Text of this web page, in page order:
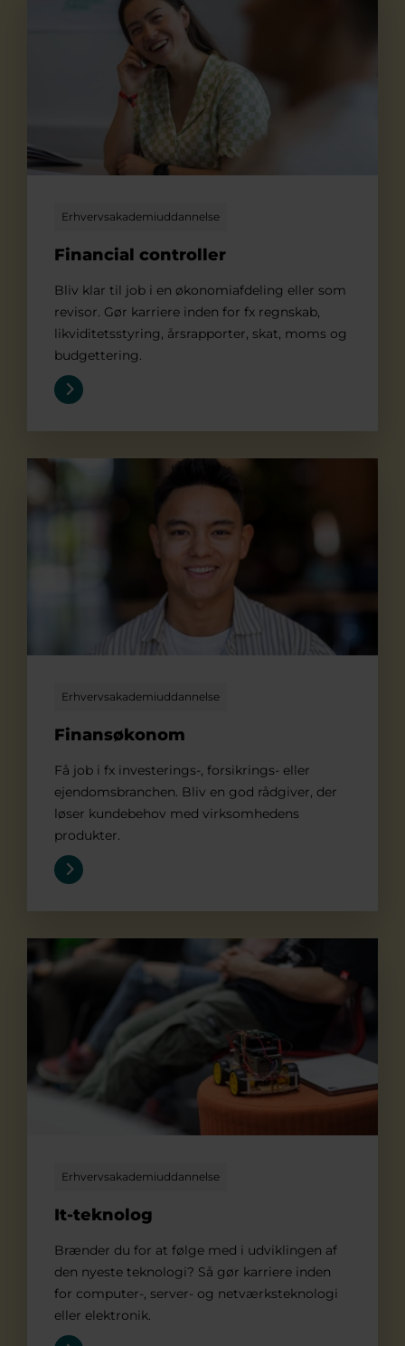
Erhvervsakademiuddannelse
Financial controller
Bliv klar til job i en økonomiafdeling eller som
revisor. Gør karriere inden for fx regnskab,
likviditetsstyring, årsrapporter, skat, moms og
budgettering.
Erhvervsakademiuddannelse
Finansøkonom
Få job i fx investerings-, forsikrings- eller
ejendomsbranchen. Bliv en god rådgiver, der
løser kundebehov med virksomhedens
produkter.
Finansøkonom
Erhvervsakademiuddannelse
It-teknolog
Brænder du for at følge med i udviklingen af
den nyeste teknologi? Så gør karriere inden
for computer-, server- og netværksteknologi
eller elektronik.
It-teknolog